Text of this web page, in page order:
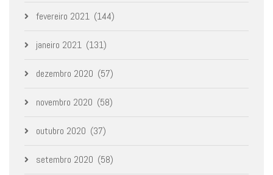
fevereiro 2021 (144)
janeiro 2021 (131)
dezembro 2020 (57)
novembro 2020 (58)
outubro 2020 (37)
setembro 2020 (58)